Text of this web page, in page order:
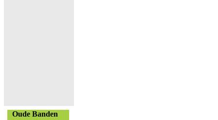
Oude Banden